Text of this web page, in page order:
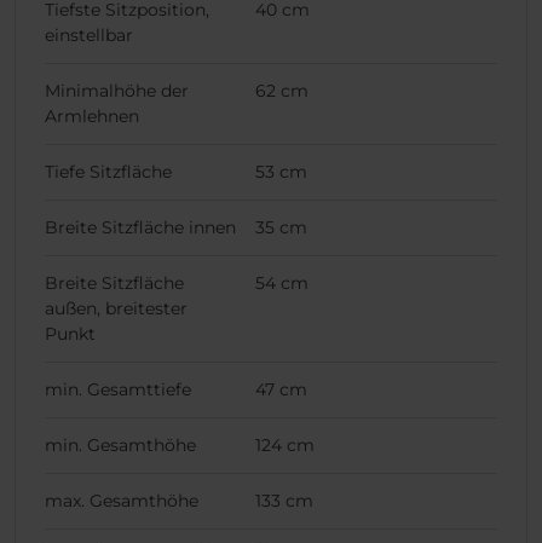
Tiefste Sitzposition,
einstellbar
40 cm
Minimalhöhe der
Armlehnen
62 cm
Tiefe Sitzfläche 53 cm
Breite Sitzfläche innen 35 cm
Breite Sitzfläche
außen, breitester
Punkt
54 cm
min. Gesamttiefe 47 cm
min. Gesamthöhe 124 cm
max. Gesamthöhe 133 cm